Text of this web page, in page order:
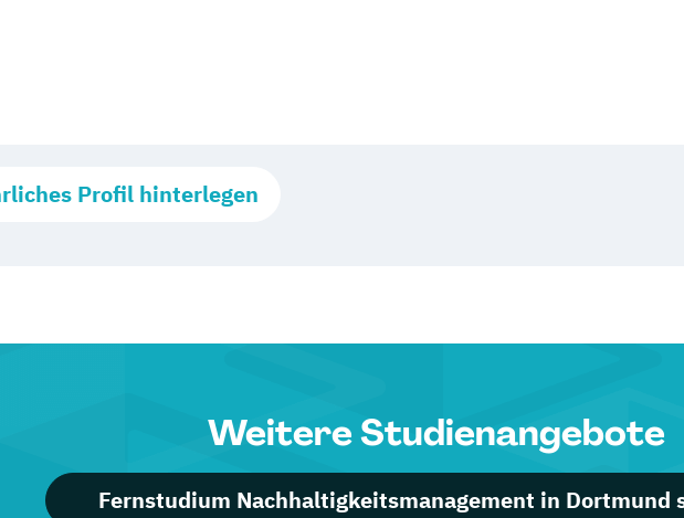
Profil hinterlegen
Weitere Studienangebote
Fernstudium Nachhaltigkeitsmanagement in Dortmund